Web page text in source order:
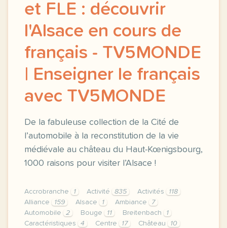
et FLE : découvrir
l'Alsace en cours de
français - TV5MONDE
| Enseigner le français
avec TV5MONDE
De la fabuleuse collection de la Cité de
l’automobile à la reconstitution de la vie
médiévale au château du Haut-Kœnigsbourg,
1000 raisons pour visiter l’Alsace !
Accrobranche 1 Activité 835 Activités
118
Alliance
159 Alsace 1 Ambiance
7
Automobile
2 Bouge 11 Breitenbach
1
Caractéristiques
4 Centre 17 Château
10